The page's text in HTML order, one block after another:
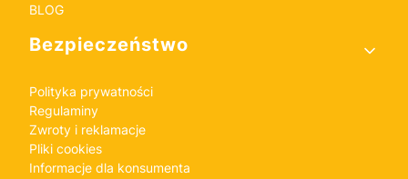
BLOG
Bezpieczeństwo
Polityka prywatności
Regulaminy
Zwroty i reklamacje
Pliki cookies
Informacje dla konsumenta